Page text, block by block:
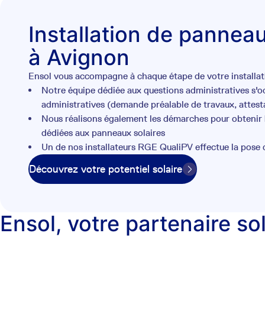
Installation de
à Avignon
Ensol vous accompagne à chaque étape de votre
Notre équipe dédiée aux questions administratives
administratives (demande préalable de travaux,
Nous réalisons également les démarches pour
dédiées aux panneaux solaires
Un de nos installateurs RGE QualiPV effectue la
Découvrez votre potentiel solaire
Ensol, votre partenaire